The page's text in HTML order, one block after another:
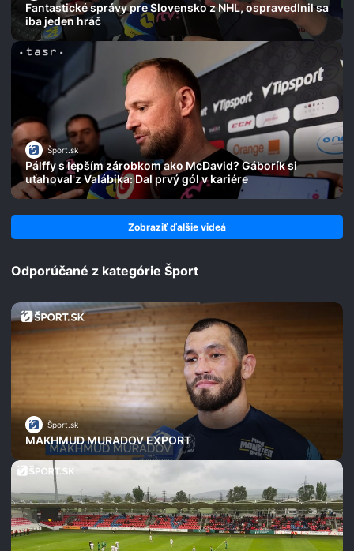
Fantastické správy pre Slovensko z NHL, ospravedlnil sa
iba jeden hráč
Šport.sk
Pálffy s lepším zárobkom ako McDavid? Gáborík si
uťahoval z Valábika: Dal prvý gól v kariére
Zobraziť ďalšie videá
Odporúčané z kategórie Šport
Šport.sk
MAKHMUD MURADOV EXPORT